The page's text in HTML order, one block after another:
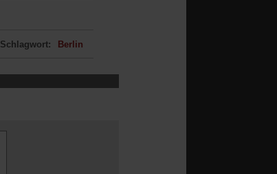
Schlagwort: Berlin